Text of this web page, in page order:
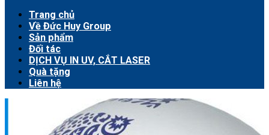
Trang chủ
Về Đức Huy Group
Sản phẩm
Đối tác
DỊCH VỤ IN UV, CẮT LASER
Quà tặng
Liên hệ